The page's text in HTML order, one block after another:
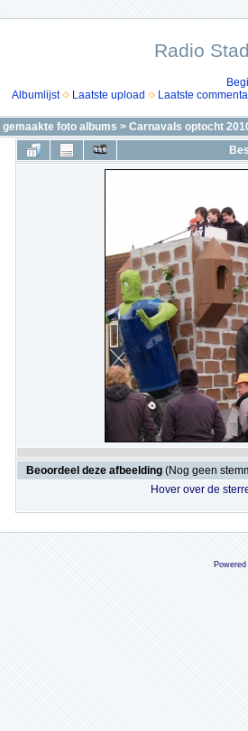
Radio
Albumlijst
Laatste upload Laatste
gemaakte foto albums > Carnavals optocht
Beoordeel deze afbeelding (Nog geen
Hover over de